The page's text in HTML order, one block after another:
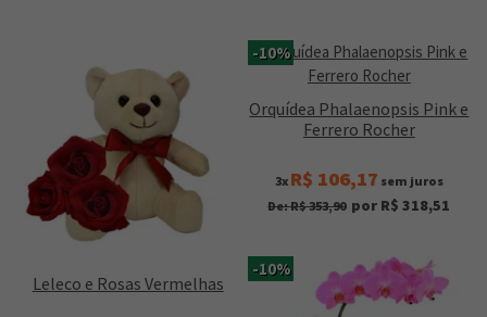
Leleco e Rosas Vermelhas
-10%
Orquídea Phalaenopsis Pink e
Ferrero Rocher
3x R$ 106,17 sem juros
De: R$ 353,90 por R$ 318,51
-10%